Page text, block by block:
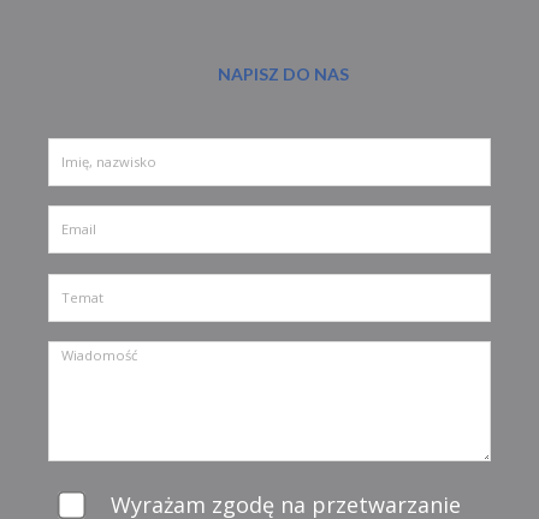
NAPISZ DO NAS
Wyrażam zgodę na przetwarzanie